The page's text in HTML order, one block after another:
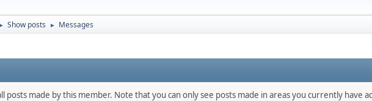
► Show posts ► Messages
posts made by this member. Note that you can only see posts made in areas you currently have